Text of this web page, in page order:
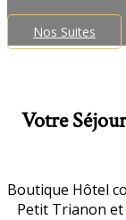
Nos Suites
Votre
Boutique Hôtel
Petit Trianon et